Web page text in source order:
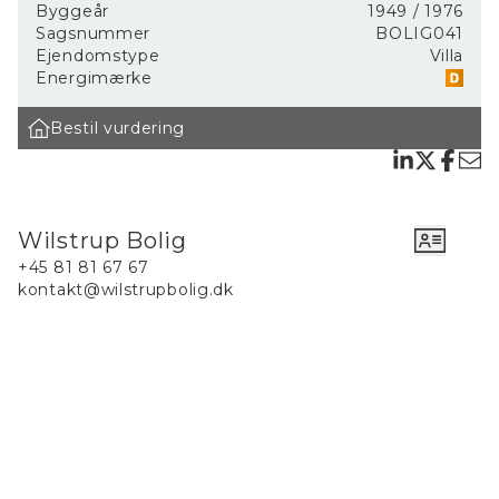
Nordsjælland.
Vi er uddannede ejendomsmæglere og har tilsammen mere
end 30 års erfaring med boligsalget i Nordsjælland.
Vi har lave afslag og korte salgstider. Og med et godt
salgsresultat og samtidig god service, så har vi mange
kunder, som har anbefalet os til andre samt skrevet en
Ejendomsmægler som selv bor i byen Helsingør
Er du potentiel boligkøber i Helsingør, kan vi som
Byggeår
1949 / 1976
Sagsnummer
BOLIG041
Ejendomstype
Villa
Energimærke
Bestil vurdering
Wilstrup Bolig
+45 81 81 67 67
kontakt@wilstrupbolig.dk